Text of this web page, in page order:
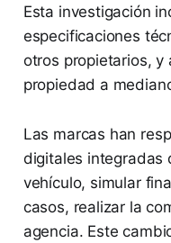
Esta investigación
especificaciones
otros propietarios, y
propiedad a
Las marcas han
digitales integradas
vehículo, simular
casos, realizar la
agencia. Este